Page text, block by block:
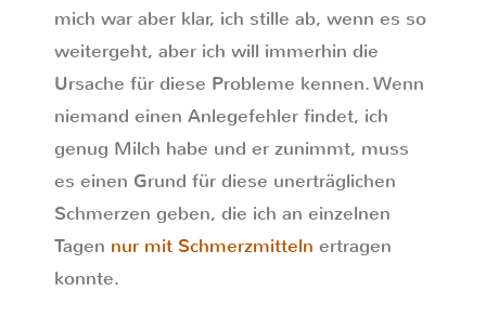
mich war aber klar, ich stille ab, wenn es so
weitergeht, aber ich will immerhin die
Ursache für diese Probleme kennen. Wenn
niemand einen Anlegefehler findet, ich
genug Milch habe und er zunimmt, muss
es einen Grund für diese unerträglichen
Schmerzen geben, die ich an einzelnen
Tagen nur mit Schmerzmitteln ertragen
konnte.